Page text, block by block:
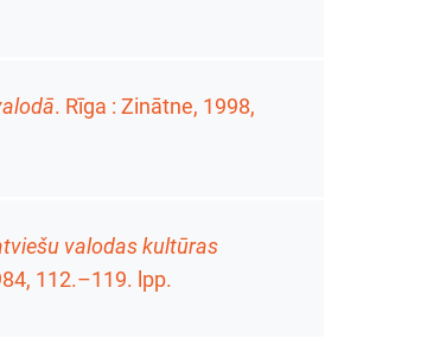
. Rīga : Zinātne, 1998,
valodas kultūras
112.–119. lpp.